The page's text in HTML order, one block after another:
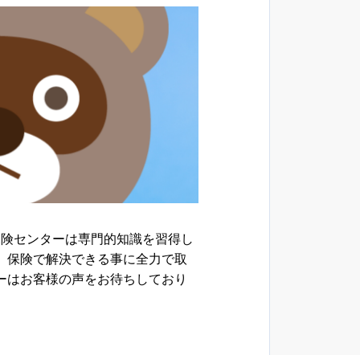
センターは専門的知識を習得し
険で解決できる事に全力で取
お客様の声をお待ちしており